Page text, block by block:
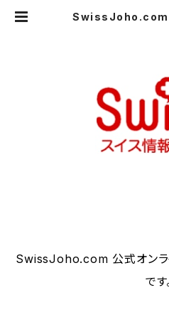
SwissJoho.com
SwissJoho.com 公式オンラ
です